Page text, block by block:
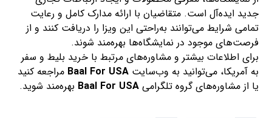
جدید ایده‌آل است. متقاضیان با ارائه مدارک کامل و رعایت
تمامی شرایط می‌توانند به‌راحتی این ویزا را دریافت کنند و از
فرصت‌های موجود در نمایشگاه‌ها بهره‌مند شوند.
برای اطلاعات بیشتر و مشاوره‌های مرتبط با خرید بلیط و سفر
به آمریکا، می‌توانید به وب‌سایتBaal For USA مراجعه کنید
یا از مشاوره‌های گروه تلگرامیBaal For USA بهره‌مند شوید.